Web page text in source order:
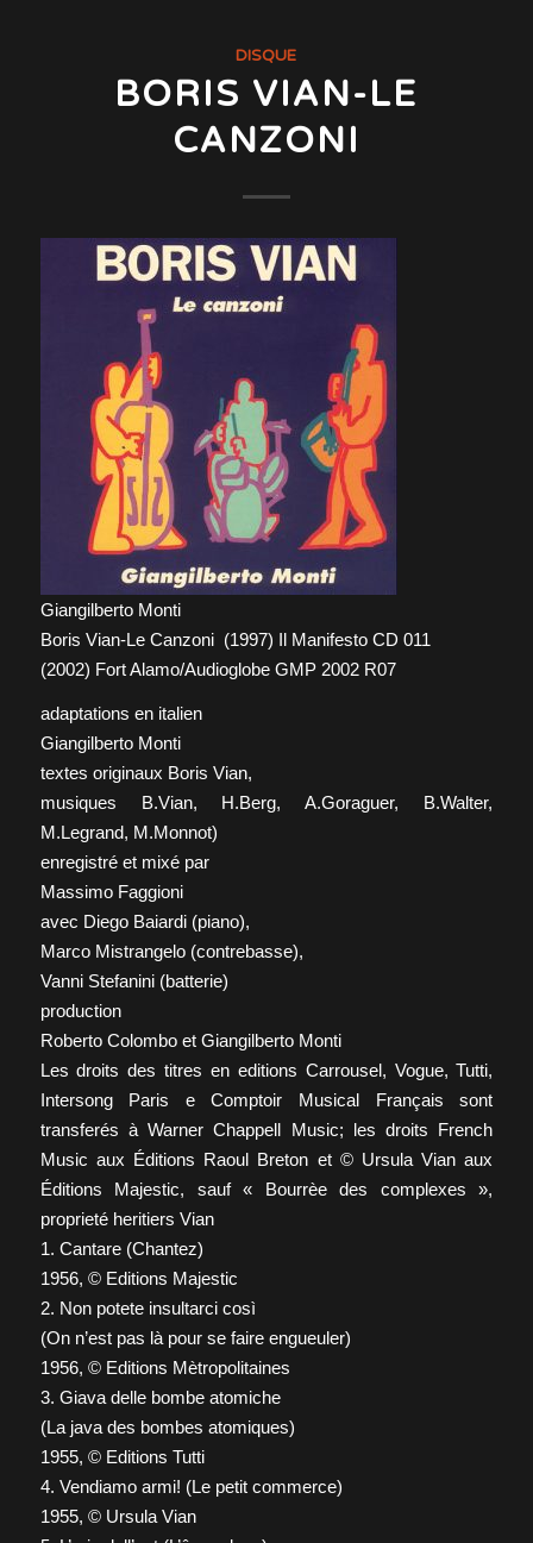
DISQUE
BORIS VIAN-LE
CANZONI
Giangilberto Monti
Boris Vian-Le Canzoni (1997) Il Manifesto CD 011
(2002) Fort Alamo/Audioglobe GMP 2002 R07
adaptations en italien
Giangilberto Monti
textes originaux Boris Vian,
musiques B.Vian, H.Berg, A.Goraguer, B.Walter,
M.Legrand, M.Monnot)
enregistré et mixé par
Massimo Faggioni
avec Diego Baiardi (piano),
Marco Mistrangelo (contrebasse),
Vanni Stefanini (batterie)
production
Roberto Colombo et Giangilberto Monti
Les droits des titres en editions Carrousel, Vogue, Tutti,
Intersong Paris e Comptoir Musical Français sont
transferés à Warner Chappell Music; les droits French
Music aux Éditions Raoul Breton et © Ursula Vian aux
Éditions Majestic, sauf « Bourrèe des complexes »,
proprieté heritiers Vian
1. Cantare (Chantez)
1956, © Editions Majestic
2. Non potete insultarci così
(On n’est pas là pour se faire engueuler)
1956, © Editions Mètropolitaines
3. Giava delle bombe atomiche
(La java des bombes atomiques)
1955, © Editions Tutti
4. Vendiamo armi! (Le petit commerce)
1955, © Ursula Vian